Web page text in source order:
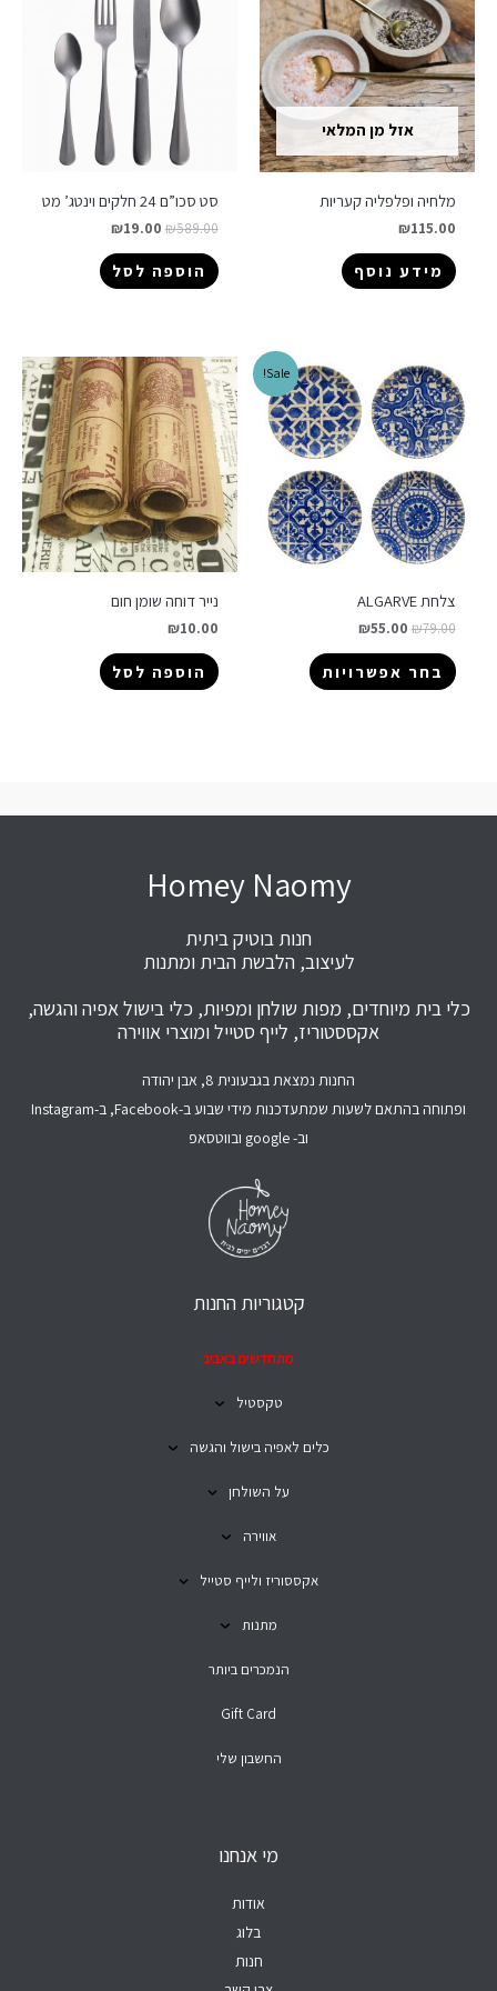
אזל מן המלאי
מלחיה ופלפליה קעריות
₪115.00
מידע נוסף
סט סכו”ם 24 חלקים וינטג’ מט
₪589.00
₪19.00
הוספה לסל
Sale!
צלחת ALGARVE
₪79.00
₪55.00
בחר אפשרויות
נייר דוחה שומן חום
₪10.00
הוספה לסל
Homey Naomy
חנות בוטיק ביתית
לעיצוב, הלבשת הבית ומתנות
כלי בית מיוחדים, מפות שולחן ומפיות, כלי בישול אפיה והגשה,
אקססטוריז, לייף סטייל ומוצרי אווירה
החנות נמצאת בגבעונית 8, אבן יהודה
ופתוחה בהתאם לשעות שמתעדכנות מידי שבוע ב-Facebook, ב-Instagram
וב- google ובווטסאפ
קטגוריות החנות
מתחדשים באביב
טקסטיל
כלים לאפיה בישול והגשה
על השולחן
אווירה
אקססוריז ולייף סטייל
מתנות
הנמכרים ביותר
Gift Card
החשבון שלי
מי אנחנו
אודות
בלוג
חנות